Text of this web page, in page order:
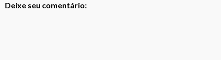
Deixe seu comentário: